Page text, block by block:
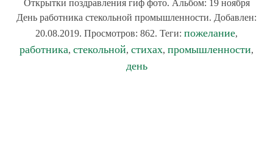
Открытки поздравления гиф фото. Альбом: 19 ноября
День работника стекольной промышленности. Добавлен:
20.08.2019. Просмотров: 862. Теги: пожелание,
работника, стекольной, стихах, промышленности,
день